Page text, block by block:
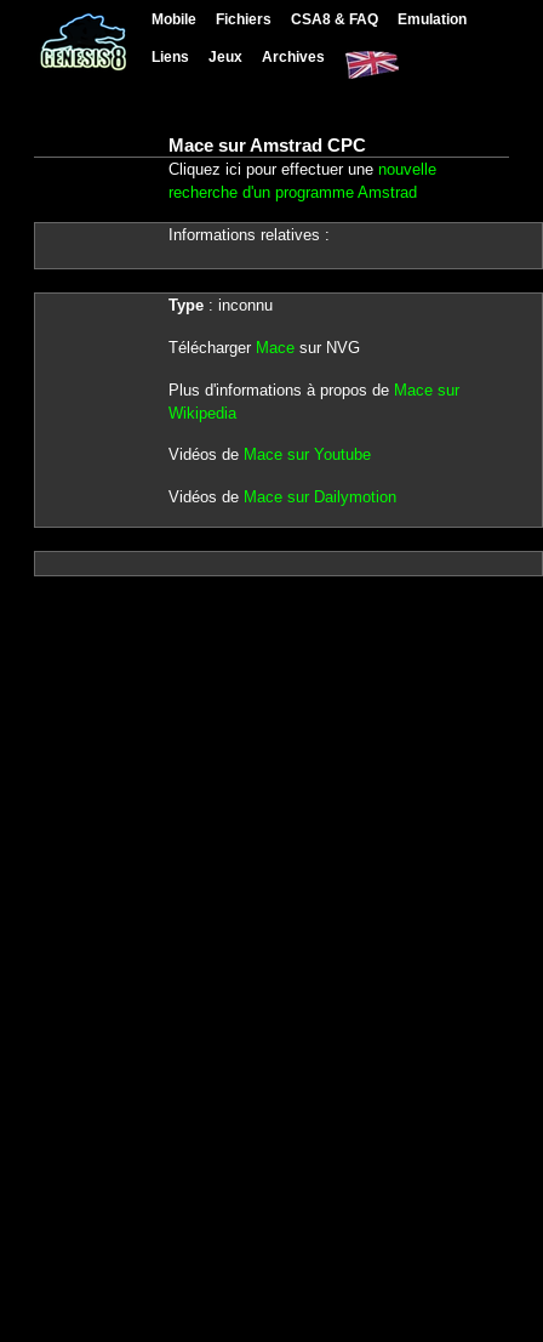
Mobile Fichiers CSA8 & FAQ Emulation
Liens Jeux Archives
Mace sur Amstrad CPC
Cliquez ici pour effectuer une nouvelle
recherche d'un programme Amstrad
Informations relatives :
Type: inconnu
Télécharger Macesur NVG
Plus d'informations à propos de Mace sur
Wikipedia
Vidéos de Mace sur Youtube
Vidéos de Mace sur Dailymotion